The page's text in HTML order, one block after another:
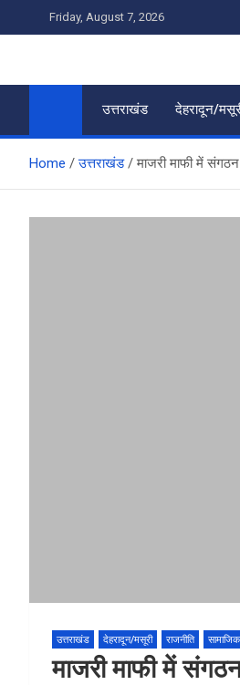
to
Friday, August 7, 2026
उत्तराखंड देहरादून/
Home उत्तराखंड माजरी माफी में
उत्तराखंड देहरादून/मसूरी राजनीति सामाजिक
माजरी माफी में